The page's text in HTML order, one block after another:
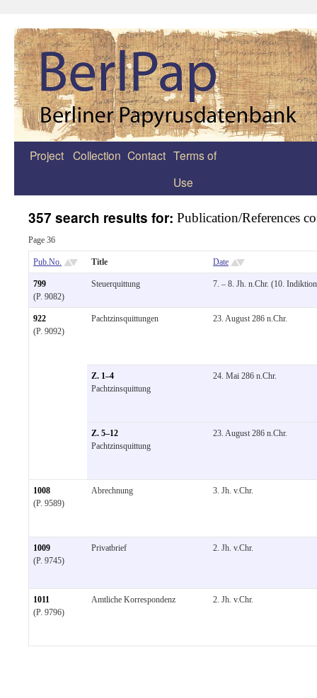
Zum
Project Collection Contact Terms of
Use
357 search results for: Publication/References
Page 36
Pub.No. Title Date
799
(P. 9082)
Steuerquittung 7. – 8. Jh. n.Chr. (10.
922
(P. 9092)
Pachtzinsquittungen 23. August 286 n.Chr.
Z. 1–4
Pachtzinsquittung
24. Mai 286 n.Chr.
Z. 5–12
Pachtzinsquittung
23. August 286 n.Chr.
1008
(P. 9589)
Abrechnung 3. Jh. v.Chr.
1009
(P. 9745)
Privatbrief 2. Jh. v.Chr.
1011
(P. 9796)
Amtliche Korrespondenz 2. Jh. v.Chr.